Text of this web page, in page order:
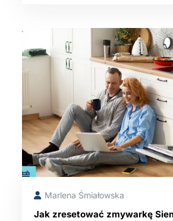
Marlena Śmiałowska
Jak zresetować zmywarkę